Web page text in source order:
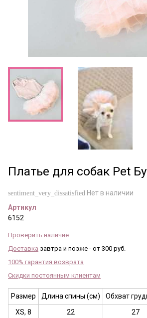
Платье для собак Pet
sentiment_very_dissatisfied Нет в наличии
Артикул
6152
Проверить наличие
Доставка завтра и позже - от 300 руб.
100% гарантия возврата
Скидки постоянным клиентам
Размер Длина спины (см)
Обхват
XS, 8
22
27